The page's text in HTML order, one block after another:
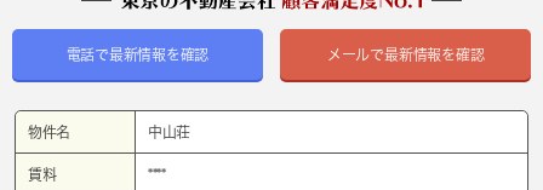
電話で最新情報を確認 メールで最新情報を確認
物件名 中山荘
賃料 ****